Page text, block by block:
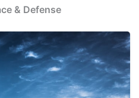
& Defense